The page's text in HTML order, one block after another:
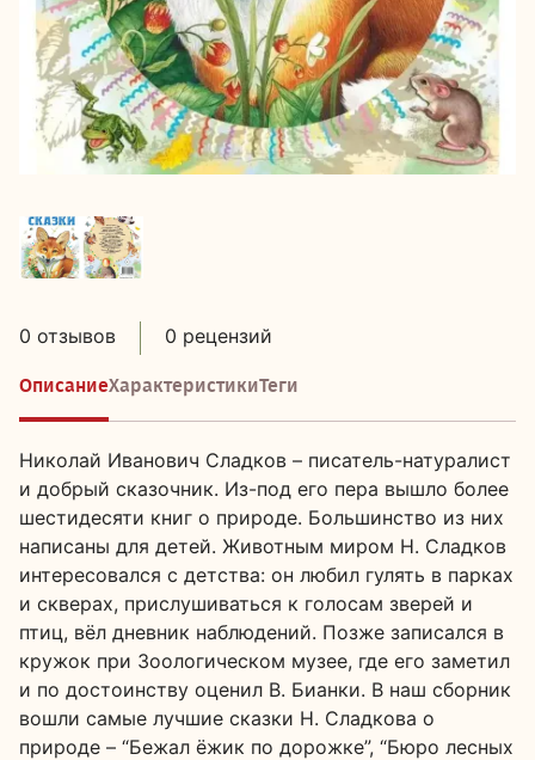
0 отзывов 0 рецензий
ОписаниеХарактеристикиТеги
Николай Иванович Сладков – писатель-натуралист
и добрый сказочник. Из-под его пера вышло более
шестидесяти книг о природе. Большинство из них
написаны для детей. Животным миром Н. Сладков
интересовался с детства: он любил гулять в парках
и скверах, прислушиваться к голосам зверей и
птиц, вёл дневник наблюдений. Позже записался в
кружок при Зоологическом музее, где его заметил
и по достоинству оценил В. Бианки. В наш сборник
вошли самые лучшие сказки Н. Сладкова о
природе – “Бежал ёжик по дорожке”, “Бюро лесных